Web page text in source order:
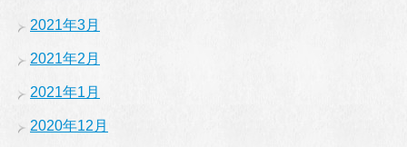
2021年3月
2021年2月
2021年1月
2020年12月